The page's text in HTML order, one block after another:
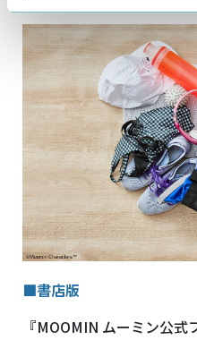
■書店版
『MOOMIN ムーミン公